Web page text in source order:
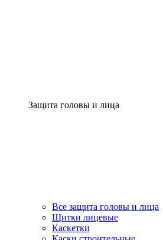
Защита головы и лица
Все защита головы и лица
Щитки лицевые
Каскетки